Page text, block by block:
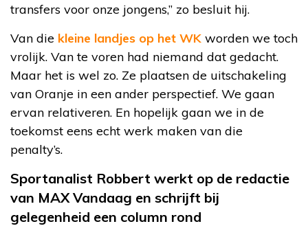
transfers voor onze jongens,” zo besluit hij.
Van die kleine landjes op het WK worden we toch
vrolijk. Van te voren had niemand dat gedacht.
Maar het is wel zo. Ze plaatsen de uitschakeling
van Oranje in een ander perspectief. We gaan
ervan relativeren. En hopelijk gaan we in de
toekomst eens echt werk maken van die
penalty’s.
Sportanalist Robbert werkt op de redactie
van MAX Vandaag en schrijft bij
gelegenheid een column rond